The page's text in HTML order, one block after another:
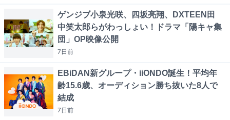
ゲンジブ小泉光咲、四坂亮翔、DXTEEN田
中笑太郎らがわっしょい！ドラマ「陽キャ集
団」OP映像公開
7日前
EBiDAN新グループ・iiONDO誕生！平均年
齢15.6歳、オーディション勝ち抜いた8人で
結成
7日前